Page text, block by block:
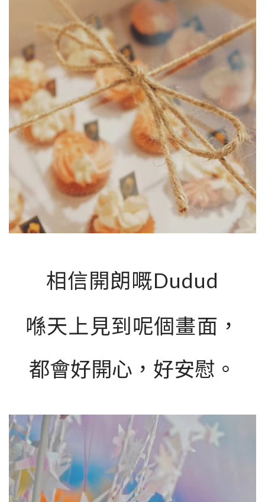
相信開朗嘅Dudud
喺天上見到呢個畫面，
都會好開心，好安慰。